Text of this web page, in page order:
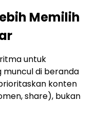
Memilih
untuk
di beranda
konten
share), bukan